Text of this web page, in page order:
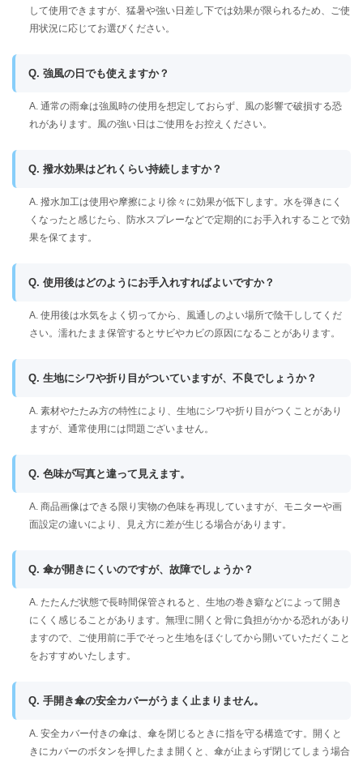
して使用できますが、猛暑や強い日差し下では効果が限られるため、ご使
用状況に応じてお選びください。
Q. 強風の日でも使えますか？
A. 通常の雨傘は強風時の使用を想定しておらず、風の影響で破損する恐
れがあります。風の強い日はご使用をお控えください。
Q. 撥水効果はどれくらい持続しますか？
A. 撥水加工は使用や摩擦により徐々に効果が低下します。水を弾きにく
くなったと感じたら、防水スプレーなどで定期的にお手入れすることで効
果を保てます。
Q. 使用後はどのようにお手入れすればよいですか？
A. 使用後は水気をよく切ってから、風通しのよい場所で陰干ししてくだ
さい。濡れたまま保管するとサビやカビの原因になることがあります。
Q. 生地にシワや折り目がついていますが、不良でしょうか？
A. 素材やたたみ方の特性により、生地にシワや折り目がつくことがあり
ますが、通常使用には問題ございません。
Q. 色味が写真と違って見えます。
A. 商品画像はできる限り実物の色味を再現していますが、モニターや画
面設定の違いにより、見え方に差が生じる場合があります。
Q. 傘が開きにくいのですが、故障でしょうか？
A. たたんだ状態で長時間保管されると、生地の巻き癖などによって開き
にくく感じることがあります。無理に開くと骨に負担がかかる恐れがあり
ますので、ご使用前に手でそっと生地をほぐしてから開いていただくこと
をおすすめいたします。
Q. 手開き傘の安全カバーがうまく止まりません。
A. 安全カバー付きの傘は、傘を閉じるときに指を守る構造です。開くと
きにカバーのボタンを押したまま開くと、傘が止まらず閉じてしまう場合